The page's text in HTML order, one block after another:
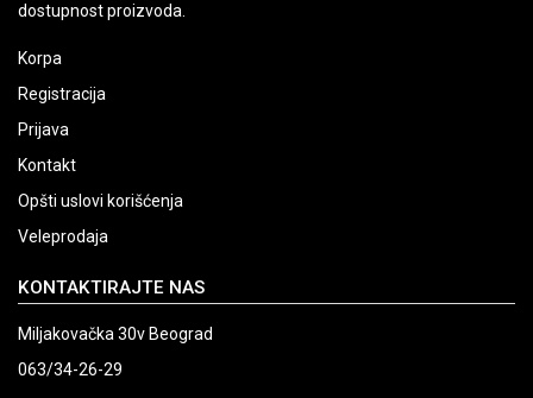
dostupnost proizvoda.
Korpa
Registracija
Prijava
Kontakt
Opšti uslovi korišćenja
Veleprodaja
KONTAKTIRAJTE NAS
Miljakovačka 30v Beograd
063/34-26-29